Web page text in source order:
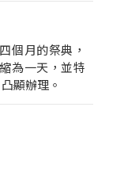
個月的祭典，
為一天，並特
顯辦理。